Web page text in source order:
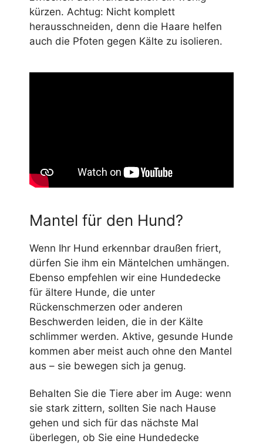
kürzen. Achtug: Nicht komplett
herausschneiden, denn die Haare helfen
auch die Pfoten gegen Kälte zu isolieren.
Mantel für den Hund?
Wenn Ihr Hund erkennbar draußen friert,
dürfen Sie ihm ein Mäntelchen umhängen.
Ebenso empfehlen wir eine Hundedecke
für ältere Hunde, die unter
Rückenschmerzen oder anderen
Beschwerden leiden, die in der Kälte
schlimmer werden. Aktive, gesunde Hunde
kommen aber meist auch ohne den Mantel
aus – sie bewegen sich ja genug.
Behalten Sie die Tiere aber im Auge: wenn
sie stark zittern, sollten Sie nach Hause
gehen und sich für das nächste Mal
überlegen, ob Sie eine Hundedecke